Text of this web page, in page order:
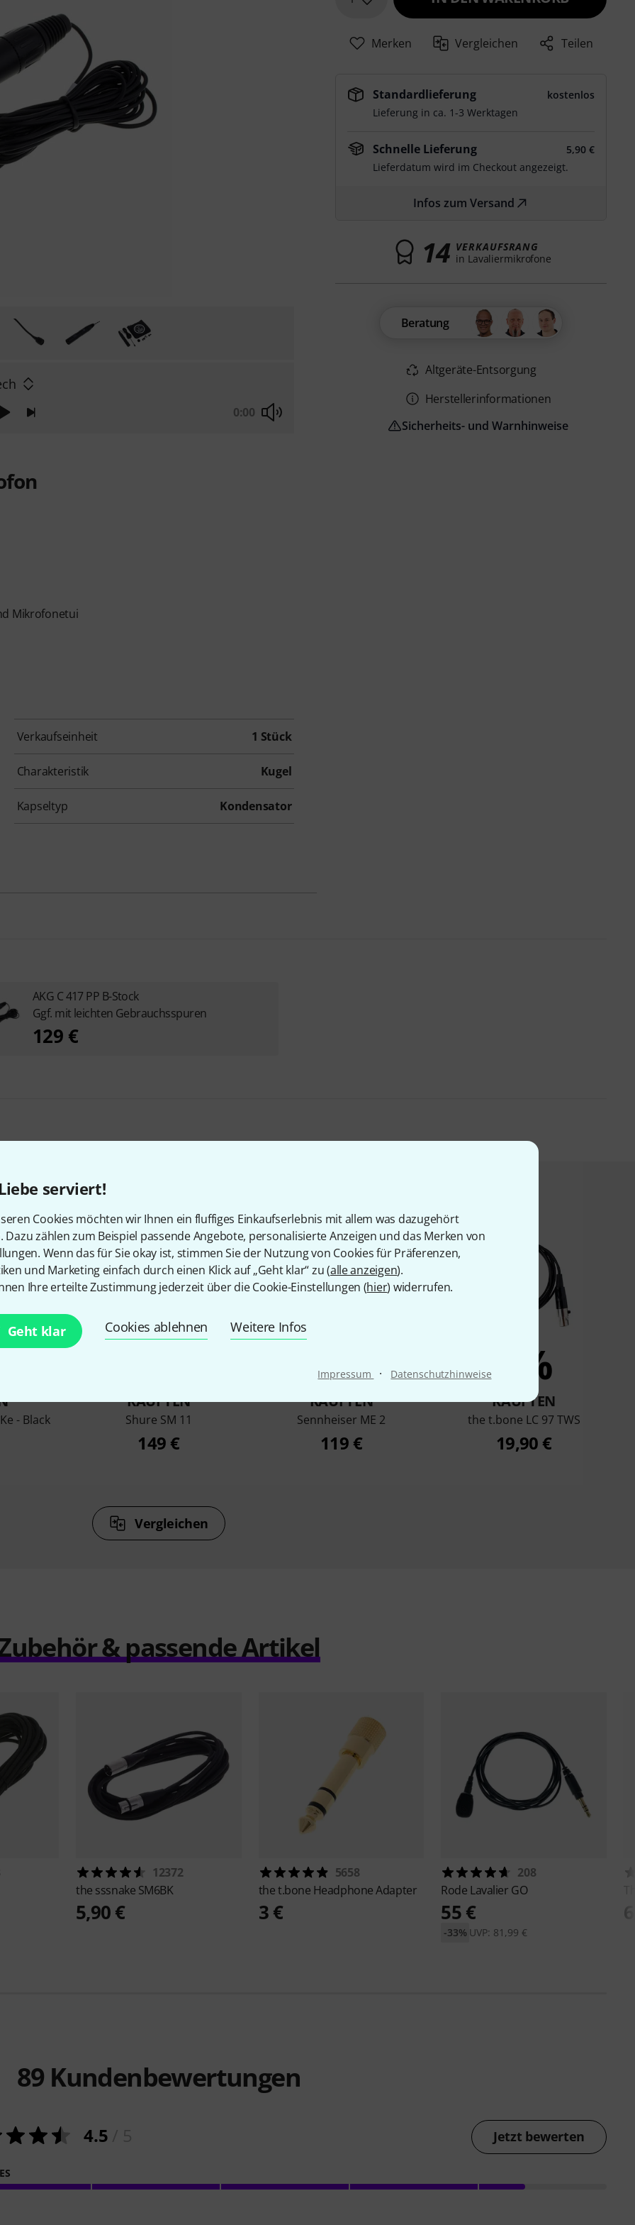
serviert!
Cookies möchten wir Ihnen ein fluffiges Einkaufserlebnis mit allem was dazugehört
Dazu zählen zum Beispiel passende Angebote, personalisierte Anzeigen und das Merken von
Wenn das für Sie okay ist, stimmen Sie der Nutzung von Cookies für Präferenzen,
und Marketing einfach durch einen Klick auf „Geht klar“ zu (alle anzeigen).
Ihre erteilte Zustimmung jederzeit über die Cookie-Einstellungen (hier) widerrufen.
Geht klar Cookies ablehnen Weitere Infos
Impressum · Datenschutzhinweise
0:00
Mikrofonetui
Verkaufseinheit 1 Stück
Charakteristik Kugel
Kapseltyp Kondensator
Merken Vergleichen Teilen
Standardlieferung
kostenlos
Lieferung in ca. 1-3 Werktagen
Schnelle Lieferung
5,90 €
Lieferdatum wird im Checkout angezeigt.
Infos zum Versand
14 VERKAUFSRANG
in Lavaliermikrofone
Beratung
Altgeräte-Entsorgung
Herstellerinformationen
Sicherheits- und Warnhinweise
AKG C 417 PP B-Stock
Ggf. mit leichten Gebrauchsspuren
129 €
die sich dieses Produkt angesehen haben
- Black
KAUFTEN
Shure SM 11
149 €
3%
KAUFTEN
Sennheiser ME 2
119 €
3%
KAUFTEN
the t.bone LC 97 TWS
19,90 €
Vergleichen
& passende Artikel
12372
the sssnake SM6BK
5,90 €
5658
the t.bone Headphone Adapter
3 €
208
Rode Lavalier GO
55 €
UVP: 81,99 €
-33%
89 Kundenbewertungen
4.5 Jetzt bewerten